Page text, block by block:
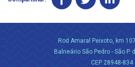
Rod Amaral Peixoto, km
Balneário São Pedro - São P.
CEP 28948-834